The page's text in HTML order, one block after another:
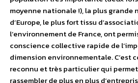
moyenne nationale !), la plus grande
d’Europe, le plus fort tissu
l’environnement de France, ont
conscience collective rapide de
dimension environnementale. C’est
reconnu et très particulier qui permet
rassembler de plus en plus